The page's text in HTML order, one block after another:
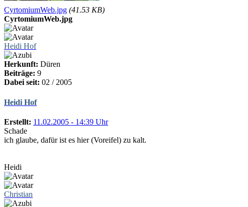
CyrtomiumWeb.jpg (41.53 KB)
CyrtomiumWeb.jpg
Heidi Hof
Herkunft: Düren
Beiträge: 9
Dabei seit: 02 / 2005
Heidi Hof
Erstellt: 11.02.2005 - 14:39 Uhr
Schade
ich glaube, dafür ist es hier (Voreifel) zu kalt.
Heidi
Christian